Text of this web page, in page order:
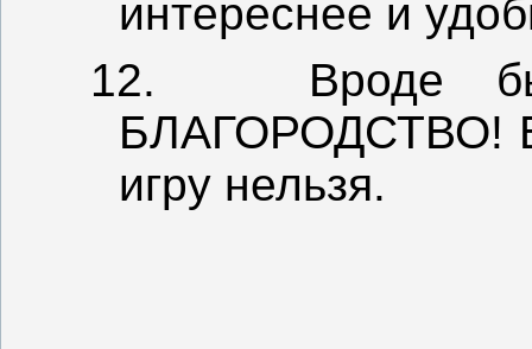
интереснее и
12.
Вроде
БЛАГОРОДСТВО!
игру нельзя.